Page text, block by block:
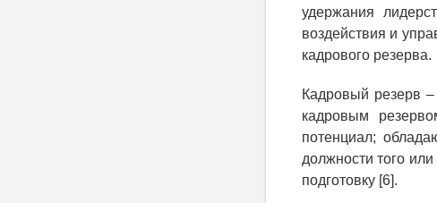
удержания
воздействия и
кадрового резерва.
Кадровый резерв
кадровым
потенциал;
должности того
подготовку [6].